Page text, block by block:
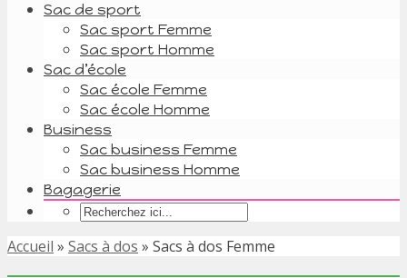
Sac de sport
Sac sport Femme
Sac sport Homme
Sac d’école
Sac école Femme
Sac école Homme
Business
Sac business Femme
Sac business Homme
Bagagerie
Accueil » Sacs à dos » Sacs à dos Femme